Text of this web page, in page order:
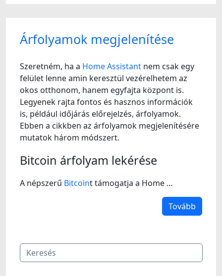
Árfolyamok megjelenítése
Szeretném, ha a Home Assistant nem csak egy
felület lenne amin keresztül vezérelhetem az
okos otthonom, hanem egyfajta központ is.
Legyenek rajta fontos és hasznos információk
is, például időjárás előrejelzés, árfolyamok.
Ebben a cikkben az árfolyamok megjelenítésére
mutatok három módszert.
Bitcoin árfolyam lekérése
A népszerű Bitcoint támogatja a Home …
Tovább